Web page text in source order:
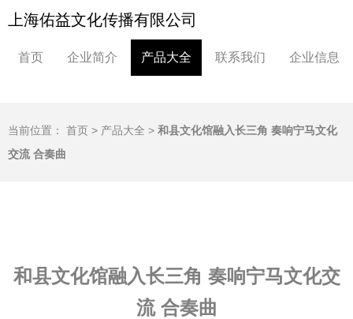
上海佑益文化传播有限公司
首页 企业简介 产品大全 联系我们 企业信息
当前位置： 首页 > 产品大全 > 和县文化馆融入长三角 奏响宁马文化
交流 合奏曲
和县文化馆融入长三角 奏响宁马文化交
流 合奏曲